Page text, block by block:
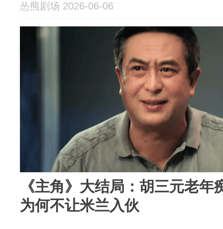
怂熊剧场 2026-06-06
《主角》大结局：胡三元老
为何不让米兰入伙